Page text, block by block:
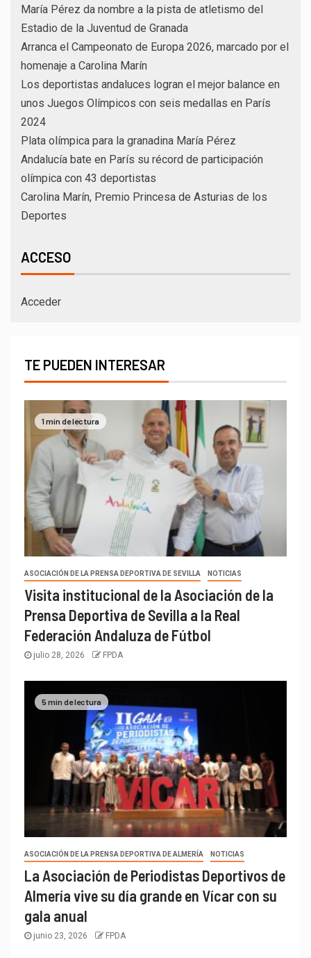
María Pérez da nombre a la pista de atletismo del
Estadio de la Juventud de Granada
Arranca el Campeonato de Europa 2026, marcado por el
homenaje a Carolina Marín
Los deportistas andaluces logran el mejor balance en
unos Juegos Olímpicos con seis medallas en París
2024
Plata olímpica para la granadina María Pérez
Andalucía bate en París su récord de participación
olímpica con 43 deportistas
Carolina Marín, Premio Princesa de Asturias de los
Deportes
ACCESO
Acceder
TE PUEDEN INTERESAR
1 min de lectura
ASOCIACIÓN DE LA PRENSA DEPORTIVA DE SEVILLA NOTICIAS
Visita institucional de la Asociación de la
Prensa Deportiva de Sevilla a la Real
Federación Andaluza de Fútbol
julio 28, 2026 FPDA
5 min de lectura
ASOCIACIÓN DE LA PRENSA DEPORTIVA DE ALMERÍA NOTICIAS
La Asociación de Periodistas Deportivos de
Almería vive su día grande en Vícar con su
gala anual
junio 23, 2026 FPDA